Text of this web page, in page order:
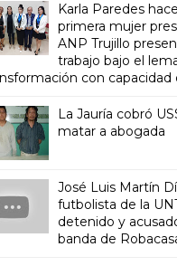
Karla Paredes
primera mujer
ANP Trujillo
trabajo bajo el
con
La Jauría cobró
matar a abogada
José Luis Martín
futbolista de la
detenido y
banda de